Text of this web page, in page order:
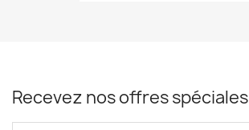
Recevez nos offres spéciales